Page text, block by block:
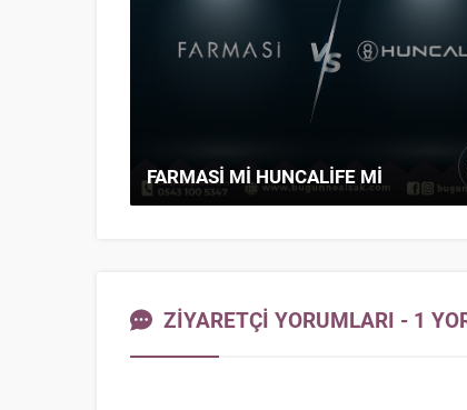
FARMASI MI HUNCALIFE MI
ZİYARETÇİ YORUMLARI - 1